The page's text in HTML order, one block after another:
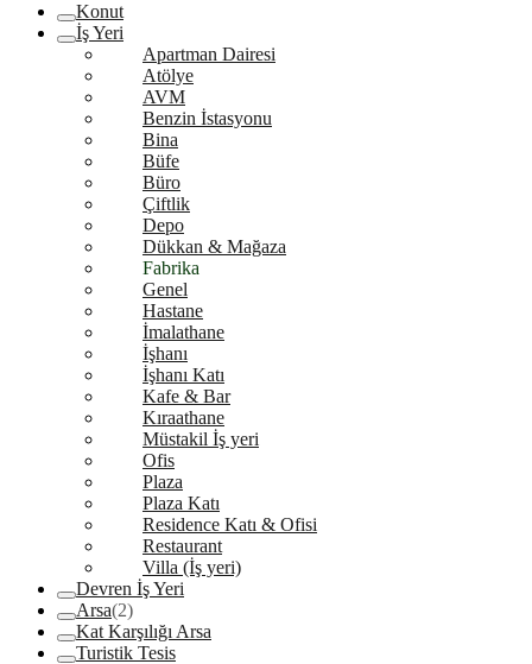
Konut
İş Yeri
Apartman Dairesi
Atölye
AVM
Benzin İstasyonu
Bina
Büfe
Büro
Çiftlik
Depo
Dükkan & Mağaza
Fabrika
Genel
Hastane
İmalathane
İşhanı
İşhanı Katı
Kafe & Bar
Kıraathane
Müstakil İş yeri
Ofis
Plaza
Plaza Katı
Residence Katı & Ofisi
Restaurant
Villa (İş yeri)
Devren İş Yeri
Arsa(2)
Kat Karşılığı Arsa
Turistik Tesis